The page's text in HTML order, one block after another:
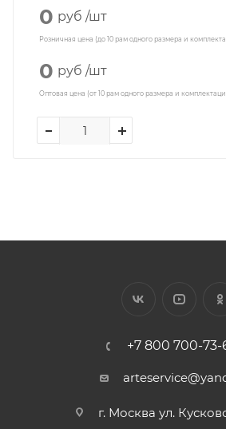
0 руб /шт
Розничная цена (до 10 рам одного размера и
0 руб /шт
Оптовая цена (от 10 рам одного размера и
+7 800 700-73-
г. Москва ул.